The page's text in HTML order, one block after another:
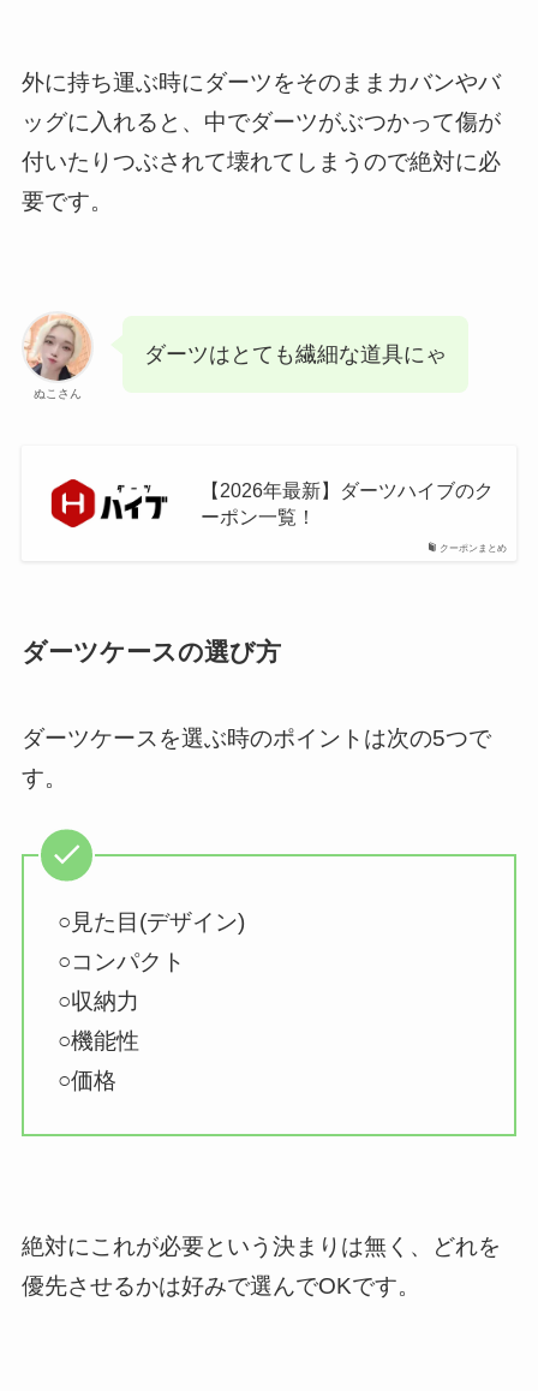
外に持ち運ぶ時にダーツをそのままカバンやバ
ッグに入れると、中でダーツがぶつかって傷が
付いたりつぶされて壊れてしまうので絶対に必
要です。
ぬこさん
ダーツはとても繊細な道具にゃ
クーポンまとめ
【2026年最新】ダーツハイブのク
ーポン一覧！
ダーツケースの選び方
ダーツケースを選ぶ時のポイントは次の5つで
す。
○見た目(デザイン)
○コンパクト
○収納力
○機能性
○価格
絶対にこれが必要という決まりは無く、どれを
優先させるかは好みで選んでOKです。